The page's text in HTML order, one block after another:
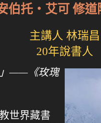
伯托‧艾可 修道
主講人 林瑞昌
20年說書人
」——《玫瑰
世界藏書